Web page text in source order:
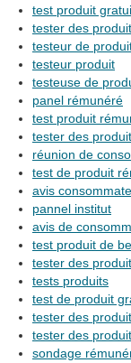
test produit
tester des
testeur de
testeur produit
testeuse de
panel rémunéré
test produit
tester des produit
réunion de
test de produit
avis
pannel institut
avis de
test produit de
tester des
tests produits
test de produit
tester des
tester des
sondage